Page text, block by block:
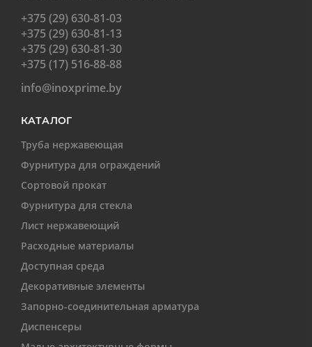
+375 (29) 630-81-03
+375 (29) 630-81-13
+375 (29) 630-81-30
+375 (17) 516-88-88
info@inoxprime.by
КАТАЛОГ
Труба нержавеющая
Фурнитура для ограждений
Сортовой прокат
Фурнитура для стекла
Лист нержавеющий
Расходные материалы
Доступная среда
Декоративные элементы
Запорно-соединительная арматура
Диспенсеры